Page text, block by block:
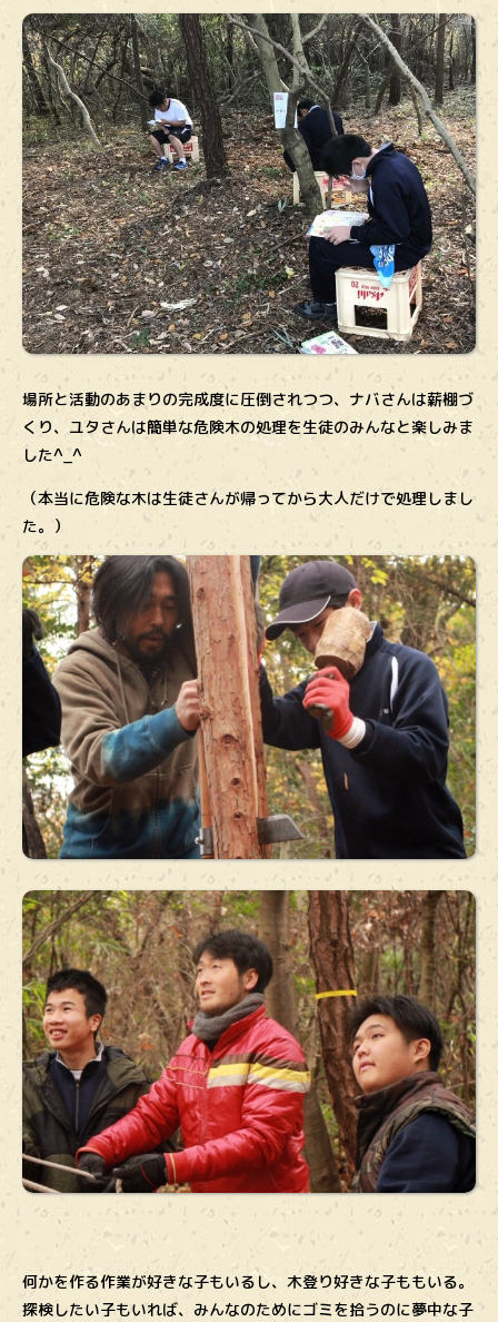
場所と活動のあまりの完成度に圧倒されつつ、ナバさんは薪棚づ
くり、ユタさんは簡単な危険木の処理を生徒のみんなと楽しみま
した^_^
（本当に危険な木は生徒さんが帰ってから大人だけで処理しまし
た。）
何かを作る作業が好きな子もいるし、木登り好きな子ももいる。
探検したい子もいれば、みんなのためにゴミを拾うのに夢中な子